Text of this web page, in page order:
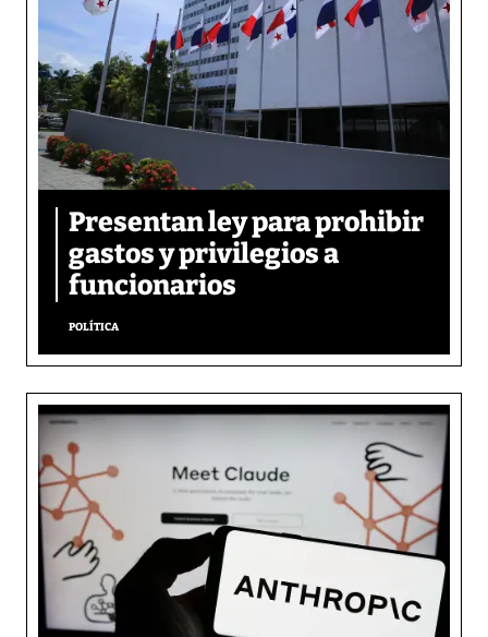
Presentan ley para prohibir
gastos y privilegios a
funcionarios
POLÍTICA